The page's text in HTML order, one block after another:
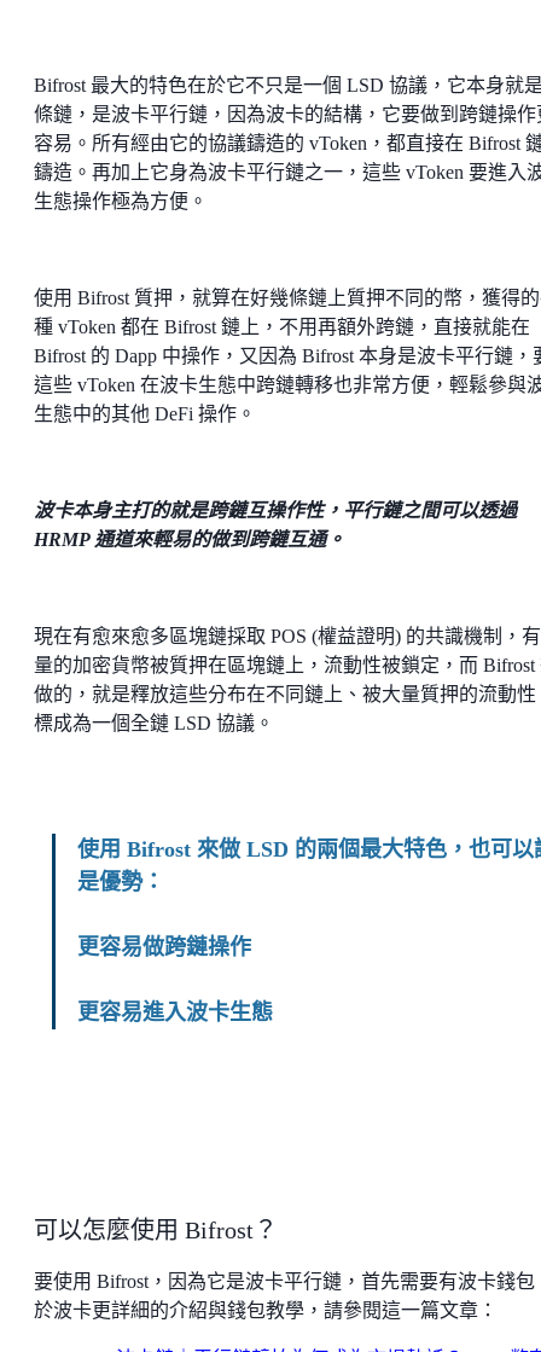
Bifrost 最大的特色在於它不只是一個 LSD 協議，它本身就
條鏈，是波卡平行鏈，因為波卡的結構，它要做到跨鏈操作
容易。所有經由它的協議鑄造的 vToken，都直接在 Bifrost
鑄造。再加上它身為波卡平行鏈之一，這些 vToken 要進入
生態操作極為方便。
使用 Bifrost 質押，就算在好幾條鏈上質押不同的幣，獲得
種 vToken 都在 Bifrost 鏈上，不用再額外跨鏈，直接就能在
Bifrost 的 Dapp 中操作，又因為 Bifrost 本身是波卡平行鏈，
這些 vToken 在波卡生態中跨鏈轉移也非常方便，輕鬆參與
生態中的其他 DeFi 操作。
波卡本身主打的就是跨鏈互操作性，平行鏈之間可以透過
HRMP 通道來輕易的做到跨鏈互通。
現在有愈來愈多區塊鏈採取 POS (權益證明) 的共識機制，
量的加密貨幣被質押在區塊鏈上，流動性被鎖定，而 Bifrost
做的，就是釋放這些分布在不同鏈上、被大量質押的流動性
標成為一個全鏈 LSD 協議。
使用 Bifrost 來做 LSD 的兩個最大特色，也可以
是優勢：
更容易做跨鏈操作
更容易進入波卡生態
可以怎麼使用 Bifrost？
要使用 Bifrost，因為它是波卡平行鏈，首先需要有波卡錢包
於波卡更詳細的介紹與錢包教學，請參閱這一篇文章：